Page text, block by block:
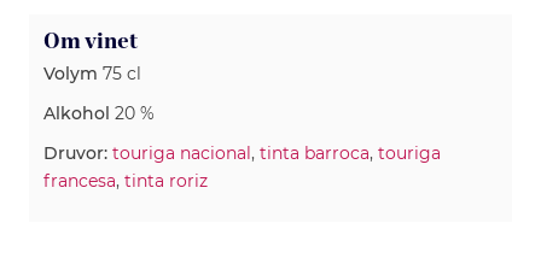
Om vinet
Volym 75 cl
Alkohol 20 %
Druvor: touriga nacional, tinta barroca, touriga
francesa, tinta roriz